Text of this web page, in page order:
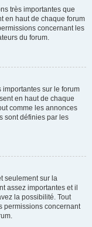
très importantes que
en haut de chaque forum
concernant les
du forum.
sur le forum
en haut de chaque
comme les annonces
sont définies par les
seulement sur la
assez importantes et il
la possibilité. Tout
permissions concernant